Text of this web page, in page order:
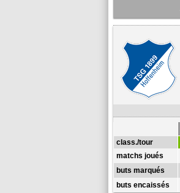
class./tour
matchs joués
buts marqués
buts encaissés